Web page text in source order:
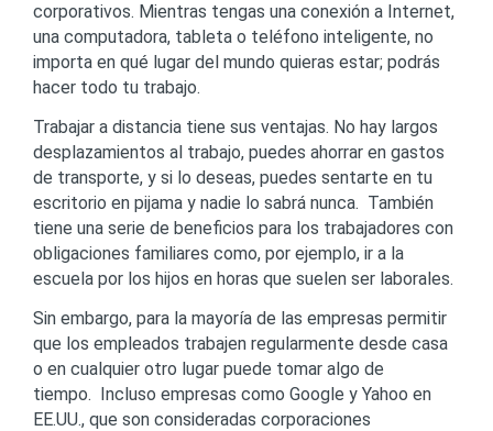
corporativos. Mientras tengas una conexión a Internet,
una computadora, tableta o teléfono inteligente, no
importa en qué lugar del mundo quieras estar; podrás
hacer todo tu trabajo.
Trabajar a distancia tiene sus ventajas. No hay largos
desplazamientos al trabajo, puedes ahorrar en gastos
de transporte, y si lo deseas, puedes sentarte en tu
escritorio en pijama y nadie lo sabrá nunca. También
tiene una serie de beneficios para los trabajadores con
obligaciones familiares como, por ejemplo, ir a la
escuela por los hijos en horas que suelen ser laborales.
Sin embargo, para la mayoría de las empresas permitir
que los empleados trabajen regularmente desde casa
o en cualquier otro lugar puede tomar algo de
tiempo. Incluso empresas como Google y Yahoo en
EE.UU., que son consideradas corporaciones